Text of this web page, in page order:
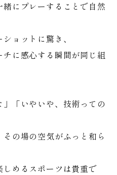
にプレーすることで自然
ョットに驚き、
に感心する瞬間が同じ組
」「いやいや、技術っての
の場の空気がふっと和ら
めるスポーツは貴重で